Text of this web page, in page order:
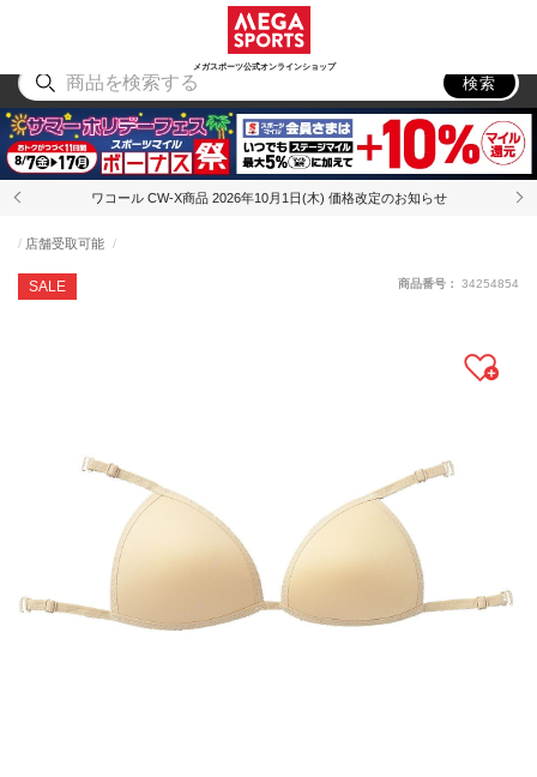
メガスポーツ公式オンラインショップ
アウトドア
検索
ワコール CW-X商品 2026年10月1日(木) 価格改定のお知らせ
SALE
店舗受取可能
商品番号： 34254854